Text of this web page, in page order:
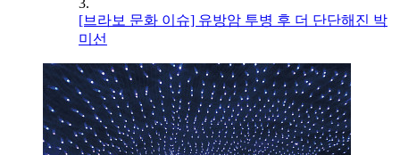
3.
[브라보 문화 이슈] 유방암 투병 후 더 단단해진 박
미선